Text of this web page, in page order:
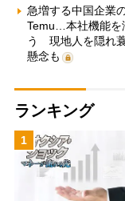
急増する中国企業
Temu…本社機能を
う 現地人を隠れ
懸念も
ランキング
1